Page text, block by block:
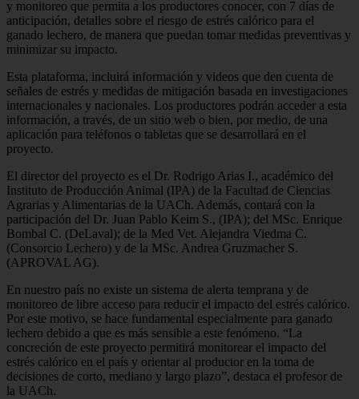
y monitoreo que permita a los productores conocer, con 7 días de
anticipación, detalles sobre el riesgo de estrés calórico para el
ganado lechero, de manera que puedan tomar medidas preventivas y
minimizar su impacto.
Esta plataforma, incluirá información y videos que den cuenta de
señales de estrés y medidas de mitigación basada en investigaciones
internacionales y nacionales. Los productores podrán acceder a esta
información, a través, de un sitio web o bien, por medio, de una
aplicación para teléfonos o tabletas que se desarrollará en el
proyecto.
El director del proyecto es el Dr. Rodrigo Arias I., académico del
Instituto de Producción Animal (IPA) de la Facultad de Ciencias
Agrarias y Alimentarias de la UACh. Además, contará con la
participación del Dr. Juan Pablo Keim S., (IPA); del MSc. Enrique
Bombal C. (DeLaval); de la Med Vet. Alejandra Viedma C.
(Consorcio Lechero) y de la MSc. Andrea Gruzmacher S.
(APROVAL AG).
En nuestro país no existe un sistema de alerta temprana y de
monitoreo de libre acceso para reducir el impacto del estrés calórico.
Por este motivo, se hace fundamental especialmente para ganado
lechero debido a que es más sensible a este fenómeno. “La
concreción de este proyecto permitirá monitorear el impacto del
estrés calórico en el país y orientar al productor en la toma de
decisiones de corto, mediano y largo plazo”, destaca el profesor de
la UACh.